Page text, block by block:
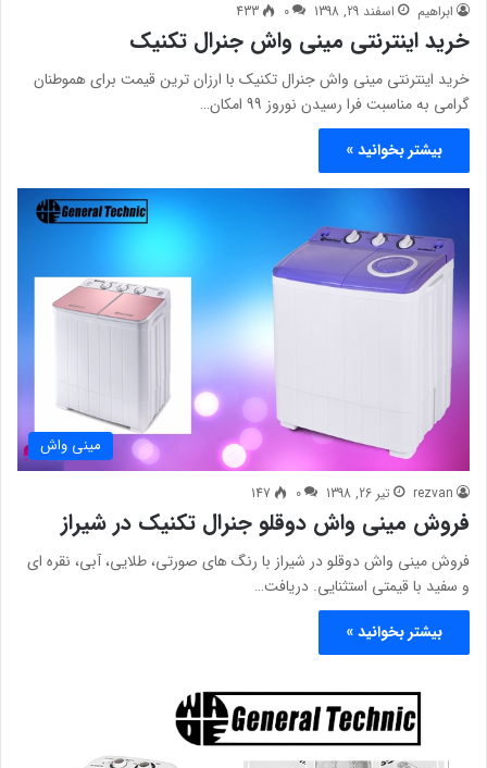
ابراهیم اسفند 29, 1398 0
433
خرید اینترنتی مینی واش جنرال تکنیک
خرید اینترنتی مینی واش جنرال تکنیک با ارزان ترین قیمت برای هموطنان
گرامی به مناسبت فرا رسیدن نوروز 99 امکان…
بیشتر بخوانید »
مینی واش
rezvan تیر 26, 1398 0
147
فروش مینی واش دوقلو جنرال تکنیک در شیراز
فروش مینی واش دوقلو در شیراز با رنگ های صورتی، طلایی، آبی، نقره ای
و سفید با قیمتی استثنایی. دریافت…
بیشتر بخوانید »